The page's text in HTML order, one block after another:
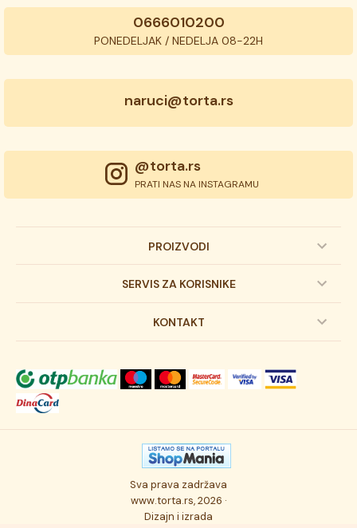
0666010200
PONEDELJAK / NEDELJA 08-22H
naruci@torta.rs
@torta.rs
PRATI NAS NA INSTAGRAMU
PROIZVODI
Dečije torte
Svadbene torte
Torta klasici
Osmisli tortu
Ukusi torti
SERVIS ZA KORISNIKE
Prijava na newsletter
Dostava robe
Autorska prava
Politika privatnosti
Najčešće postavljana pitanja
KONTAKT
Novosti
Posao
Kontakt
Sva prava zadržava
www.torta.rs, 2026 ·
Dizajn i izrada